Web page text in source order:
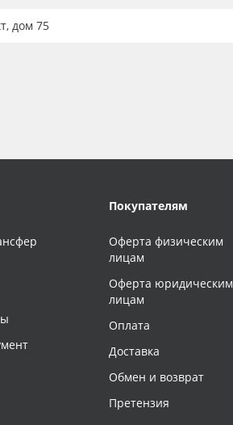
дом 75
Покупателям
Оферта физическим
лицам
Оферта юридическим
лицам
Оплата
Доставка
Обмен и возврат
Претензия